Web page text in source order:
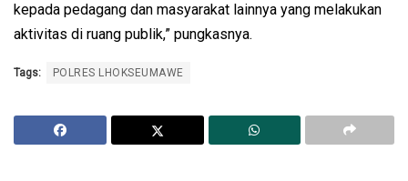
kepada pedagang dan masyarakat lainnya yang melakukan
aktivitas di ruang publik,” pungkasnya.
Tags: POLRES LHOKSEUMAWE